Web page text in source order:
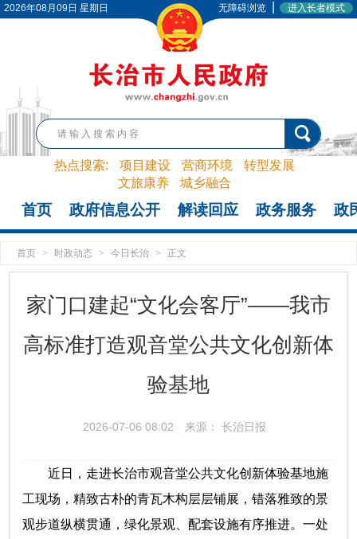
2026年08月09日 星期日 无障碍浏览 进入长者模式
热点搜索: 项目建设 营商环境
转型发展
文旅康养
城乡融合
首页 政府信息公开 解读回应 政务服务 政
首页 > 时政动态 > 今日长治 > 正文
家门口建起“文化会客厅”——我市
高标准打造观音堂公共文化创新体
验基地
2026-07-06 08:02 来源： 长治日报
近日，走进长治市观音堂公共文化创新体验基地施
工现场，精致古朴的青瓦木构层层铺展，错落雅致的景
观步道纵横贯通，绿化景观、配套设施有序推进。一处